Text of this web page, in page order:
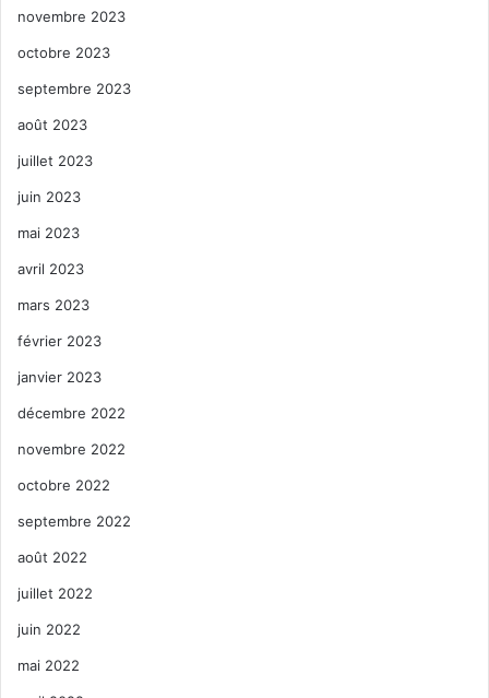
novembre 2023
octobre 2023
septembre 2023
août 2023
juillet 2023
juin 2023
mai 2023
avril 2023
mars 2023
février 2023
janvier 2023
décembre 2022
novembre 2022
octobre 2022
septembre 2022
août 2022
juillet 2022
juin 2022
mai 2022